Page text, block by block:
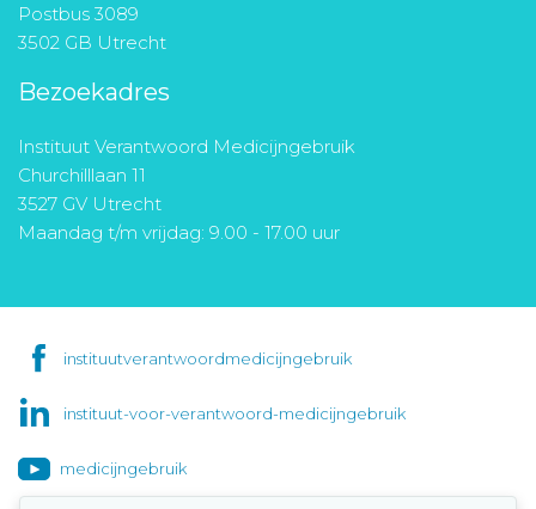
Postbus 3089
3502 GB Utrecht
Bezoekadres
Instituut Verantwoord Medicijngebruik
Churchilllaan 11
3527 GV Utrecht
Maandag t/m vrijdag: 9.00 - 17.00 uur
instituutverantwoordmedicijngebruik
instituut-voor-verantwoord-medicijngebruik
medicijngebruik